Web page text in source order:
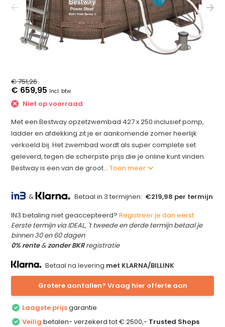
€ 751,26
€ 659,95 Incl. btw
Niet op voorraad
Met een Bestway opzetzwembad 427 x 250 inclusief pomp,
ladder en afdekking zit je er aankomende zomer heerlijk
verkoeld bij. Het zwembad wordt als super complete set
geleverd, tegen de scherpste prijs die je online kunt vinden.
Bestway is een van de groot...Toon meer
& Betaal in 3 termijnen: €219,98 per termijn
IN3 betaling niet geaccepteerd?Registreer je dan eerst
Eerste termijn via IDEAL, 't tweede en derde termijn betaal je
binnen 30 en 60 dagen
0% rente&zonder BKRregistratie
Betaal na levering met KLARNA/BILLINK
Grotere aantallen? Vraag hier offerte aan
Laagste prijsgarantie
Veilig betalen- verzekerd tot € 2500,- Trusted Shops